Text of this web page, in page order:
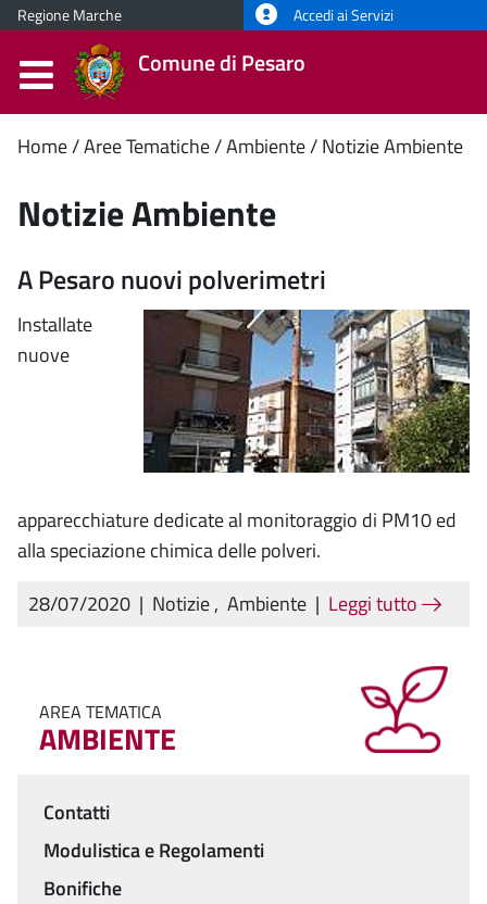
Regione Marche Accedi ai Servizi
Comune di Pesaro
Contenuto
principale
Home Aree Tematiche Ambiente Notizie Ambiente
Notizie Ambiente
A Pesaro nuovi polverimetri
Installate
nuove
apparecchiature dedicate al monitoraggio di PM10 ed
alla speciazione chimica delle polveri.
28/07/2020 | Notizie, Ambiente | Leggi tutto
AREA TEMATICA
AMBIENTE
Menu
Contatti
Modulistica e Regolamenti
Bonifiche